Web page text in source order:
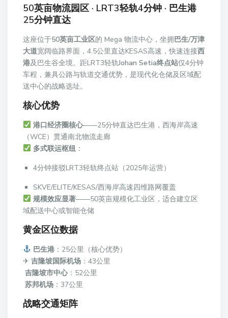
50英亩物流园区 · LRT3轻轨4分钟 · 巴生港
25分钟直达
这座位于50英亩工业区的 Mega 物流中心，坐拥巴生/万津
大道宽阔临路界面，4.5公里直达KESAS高速，快速连接西
港及巴生谷全境。距LRT3轻轨Johan Setia终点站仅4分钟
车程，兼具公路与轨道交通优势，是现代化仓储及区域配
送中心的战略选址。
核心优势
港口经济圈核心——25分钟直达巴生港，西海岸高速
（WCE）贯通南北物流走廊
多式联运枢纽 ：
4分钟接驳LRT3轻轨终点站（2025年运营）
SKVE/ELITE/KESAS/西海岸高速四维路网覆盖
规模效应显著——50英亩规模化工业区，适合建立区
域配送中心或智能仓储
黄金区位数据
巴生港 ：25公里（核心优势）
✈吉隆坡国际机场 ：43公里
吉隆坡市中心：52公里
苏邦机场 ：37公里
战略交通矩阵